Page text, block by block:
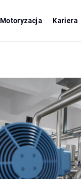
Motoryzacja Kariera